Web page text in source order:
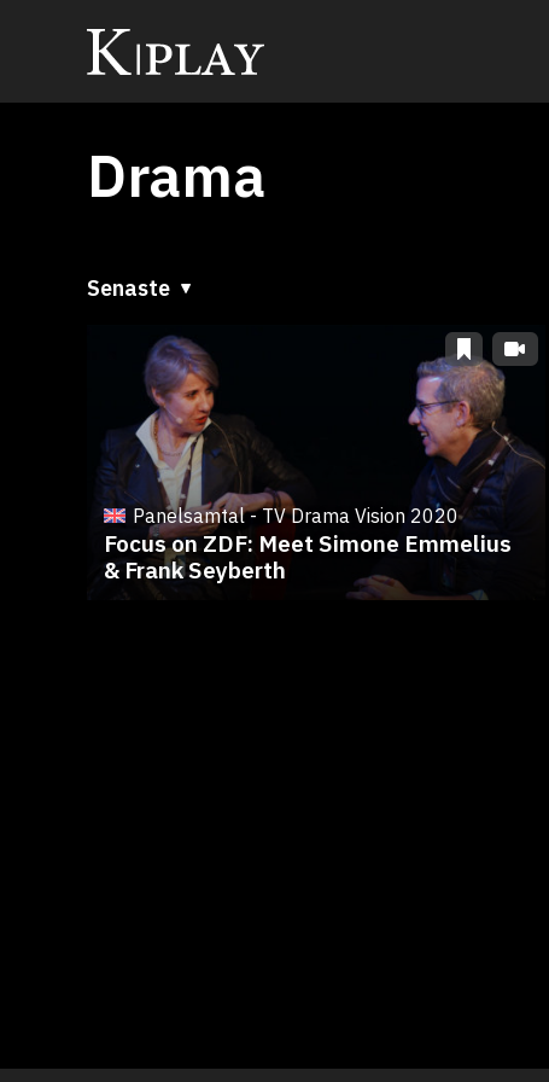
Drama
Senaste
Senaste
A till Ö
Ö till A
Panelsamtal - TV Drama Vision 2020
Focus on ZDF: Meet Simone Emmelius
& Frank Seyberth